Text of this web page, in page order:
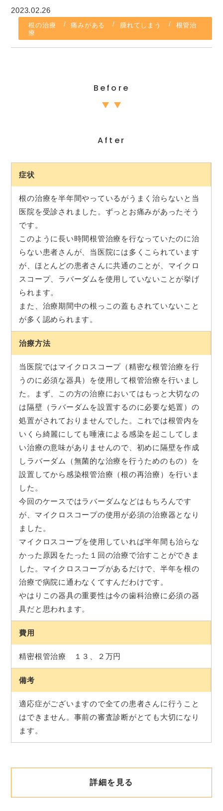
2023.02.26
根の治療 痛みがある 腫れてしまう
根管治
療
Before
After
症状
根の治療を半年間やっているがうまく治らないと当
医院を受診されました。ずっとお痛みがあったそう
です。
このように長い時間根管治療を行なっていたのに治
らない患者さんが、当医院には多くこられています
が、ほとんどの患者さんに共通のことが、マイクロ
スコープ、ラバーダムを使用していないことが挙げ
られます。
また、治療期間中の根っこの蓋もされていないこと
が多く認められます。
治療方法
当医院ではマイクロスコープ（精密な根管治療を行
うのに必須な器具）を使用して根管治療を行いまし
た。まず、この方の治療においてはもっと大切なの
は隔壁（ラバーダムを設置するのに必要な処置）の
処置がされておりませんでした。これでは根管内を
いくら綺麗にしても唾液による感染を起こしてしま
い治療の意味がありませんので、初めに隔壁を作成
しラバーダム（無菌的な治療を行うためのもの）を
設置してから感染根管治療（根の再治療）を行いま
した。
今回のケースではラバーダムなどはもちろんです
が、マイクロスコープの使用が必須の治療器となり
ました。
マイクロスコープを使用していれば半年間も治らな
かった原因をたった１回の治療で治すことができま
した。マイクロスコープがあるだけで、半年を根の
治療で病院に通わなくてすんだわけです。
やはりこの器具の重要性は今の歯科治療に必須の器
具だと思われます。
費用
精密根管治療 １３、２万円
備考
適応症がございますので全ての患者さんに行うこと
はできません。事前の審査診断がとても大切になり
ます。
詳細を見る